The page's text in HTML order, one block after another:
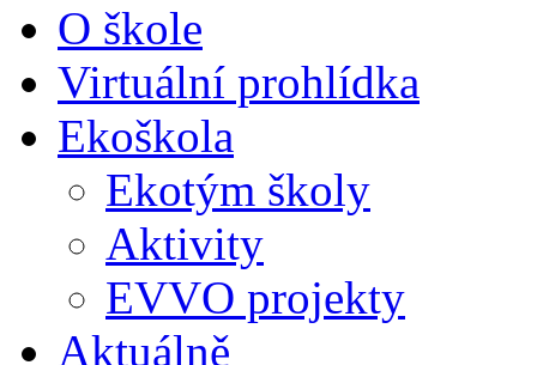
O škole
Virtuální prohlídka
Ekoškola
Ekotým školy
Aktivity
EVVO projekty
Aktuálně